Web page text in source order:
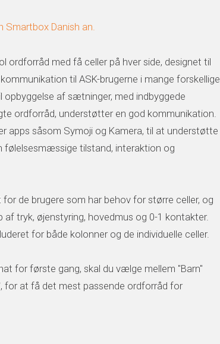
Smartbox Danish an.
ordforråd med få celler på hver side, designet til
til ASK-brugerne i mange forskellige
opbyggelse af sætninger, med indbyggede
ordforråd, understøtter en god kommunikation.
apps såsom Symoji og Kamera, til at understøtte
følelsesmæssige tilstand, interaktion og
de brugere som har behov for større celler, og
af tryk, øjenstyring, hovedmus og 0-1 kontakter.
for både kolonner og de individuelle celler.
for første gang, skal du vælge mellem "Barn"
for at få det mest passende ordforråd for